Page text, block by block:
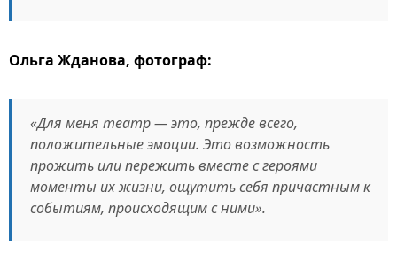
Ольга Жданова, фотограф:
«Для меня театр — это, прежде всего,
положительные эмоции. Это возможность
прожить или пережить вместе с героями
моменты их жизни, ощутить себя причастным к
событиям, происходящим с ними».